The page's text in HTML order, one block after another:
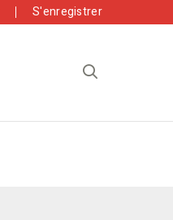
S'enregistrer